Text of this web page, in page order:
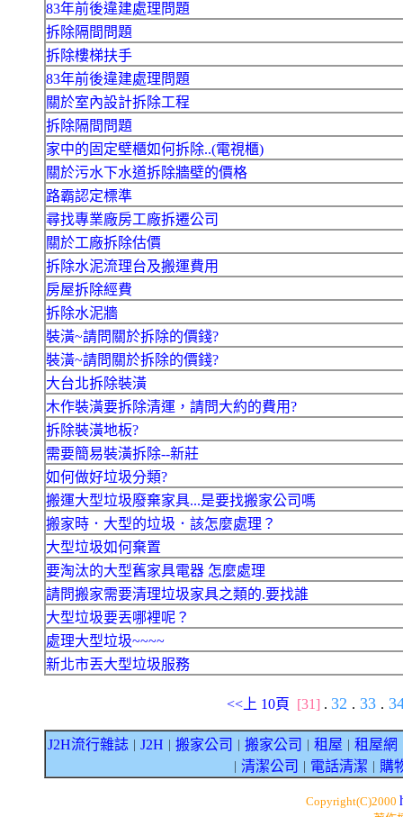
83年前後違建處理問題
拆除隔間問題
拆除樓梯扶手
83年前後違建處理問題
關於室內設計拆除工程
拆除隔間問題
家中的固定壁櫃如何拆除..(電視櫃)
關於污水下水道拆除牆壁的價格
路霸認定標準
尋找專業廠房工廠拆遷公司
關於工廠拆除估價
拆除水泥流理台及搬運費用
房屋拆除經費
拆除水泥牆
裝潢~請問關於拆除的價錢?
裝潢~請問關於拆除的價錢?
大台北拆除裝潢
木作裝潢要拆除清運，請問大約的費用?
拆除裝潢地板?
需要簡易裝潢拆除--新莊
如何做好垃圾分類?
搬運大型垃圾廢棄家具...是要找搬家公司嗎
搬家時．大型的垃圾．該怎麼處理？
大型垃圾如何棄置
要淘汰的大型舊家具電器 怎麼處理
請問搬家需要清理垃圾家具之類的.要找誰
大型垃圾要丟哪裡呢？
處理大型垃圾~~~~
新北市丟大型垃圾服務
<<上 10頁 [31] . 32 . 33 .
J2H流行雜誌 J2H 搬家公司 搬家公司 租屋 租屋網
清潔公司 電話清潔 購
Copyright(C)2000